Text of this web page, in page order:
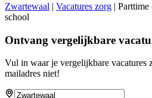
Zwartewaal | Vacatures zorg |
school
Ontvang vergelijkbare
Vul in waar je vergelijkbare vacatures
mailadres niet!